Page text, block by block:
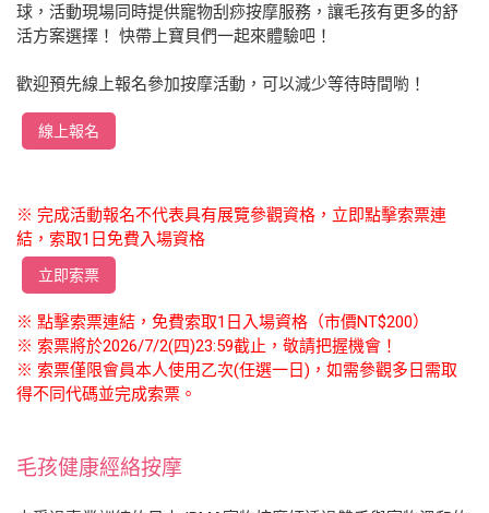
球，活動現場同時提供寵物刮痧按摩服務，讓毛孩有更多的舒
活方案選擇！ 快帶上寶貝們一起來體驗吧！
歡迎預先線上報名參加按摩活動，可以減少等待時間喲！
線上報名
※ 完成活動報名不代表具有展覽參觀資格，立即點擊索票連
結，索取1日免費入場資格
立即索票
※ 點擊索票連結，免費索取1日入場資格（市價NT$200）
※ 索票將於2026/7/2(四)23:59截止，敬請把握機會！
※ 索票僅限會員本人使用乙次(任選一日)，如需參觀多日需取
得不同代碼並完成索票。
毛孩健康經絡按摩